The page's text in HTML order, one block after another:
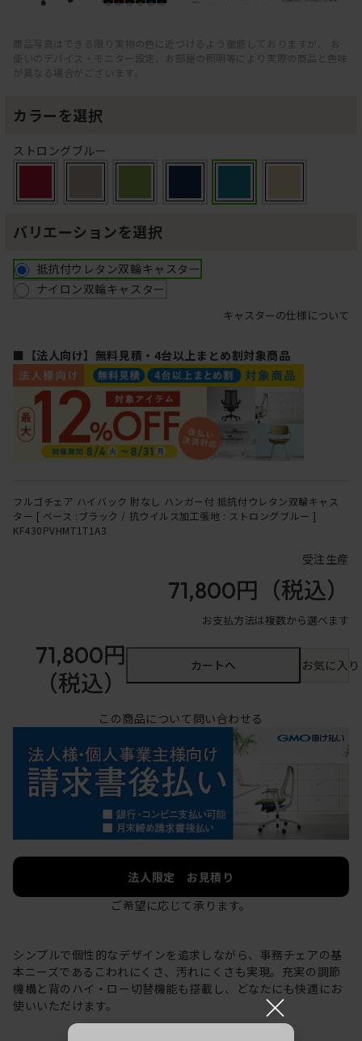
商品写真はできる限り実物の色に近づけるよう徹底しておりますが、 お
使いのデバイス・モニター設定、お部屋の照明等により実際の商品と色味
が異なる場合がございます。
カラーを選択
ストロングブルー
バリエーションを選択
抵抗付ウレタン双輪キャスター
ナイロン双輪キャスター
キャスターの仕様について
■【法人向け】無料見積・4台以上まとめ割対象商品
フルゴチェア ハイバック 肘なし ハンガー付 抵抗付ウレタン双輪キャス
ター [ ベース :ブラック / 抗ウイルス加工張地 : ストロングブルー ]
KF430PVHMT1T1A3
受注生産
71,800円 （税込）
お支払方法は複数から選べます
71,800円
（税込）
カートへ お気に入
この商品について問い合わせる
法人限定 お見積り
ご希望に応じて承ります。
シンプルで個性的なデザインを追求しながら、事務チェアの基
本ニーズであるこわれにくさ、汚れにくさも実現。充実の調節
機構と背のハイ・ロー切替機能も搭載し、どなたにも快適にお
使いいただけます。
×